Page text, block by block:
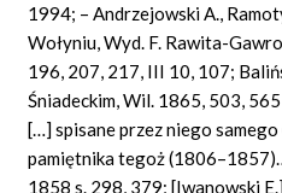
1994; – Andrzejowski A.,
Wołyniu, Wyd. F. Rawita-
196, 207, 217, III 10, 107;
Śniadeckim, Wil. 1865, 503,
[…] spisane przez niego
pamiętnika tegoż
1858 s. 298, 379; [Iwanowski